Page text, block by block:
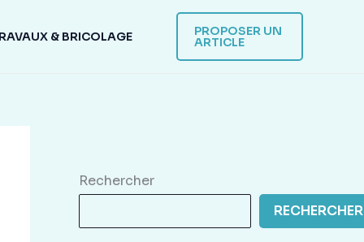
& BRICOLAGE PROPOSER UN
ARTICLE
Rechercher
RECHERCHER